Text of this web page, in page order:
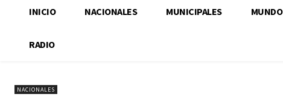
INICIO NACIONALES MUNICIPALES MUNDO
RADIO
NACIONALES